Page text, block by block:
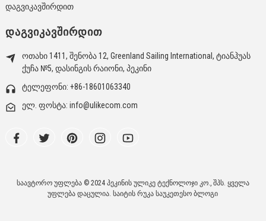
Დაგვიკავშირდით
ᲓᲐᲒᲕᲘᲙᲐᲕᲨᲘᲠᲓᲘᲗ
ოთახი 1411, შენობა 12, Greenland Sailing International, ტიანჰუას
ქუჩა №5, დასინგის რაიონი, პეკინი
ტელეფონი: +86-18601063340
ელ. ფოსტა: info@ulikecom.com
საავტორო უფლება © 2024 პეკინის ულიკე ტექნოლოჯი კო., შპს. ყველა
უფლება დაცულია.საიტის რუკა საუკეთესო ბლოგი